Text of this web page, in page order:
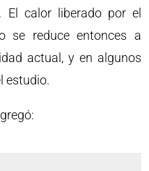
calor liberado por el
se reduce entonces a
actual, y en algunos
estudio.